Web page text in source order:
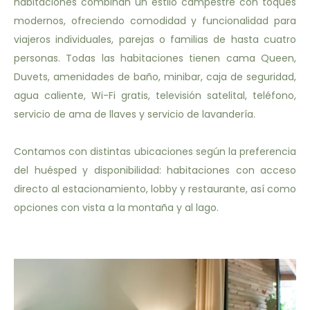
modernos, ofreciendo comodidad y funcionalidad para
viajeros individuales, parejas o familias de hasta cuatro
personas. Todas las habitaciones tienen cama Queen,
Duvets, amenidades de baño, minibar, caja de seguridad,
agua caliente, Wi-Fi gratis, televisión satelital, teléfono,
servicio de ama de llaves y servicio de lavandería.
Contamos con distintas ubicaciones según la preferencia
del huésped y disponibilidad: habitaciones con acceso
directo al estacionamiento, lobby y restaurante, así como
opciones con vista a la montaña y al lago.